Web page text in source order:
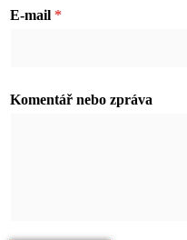
E-mail *
Komentář nebo zpráva